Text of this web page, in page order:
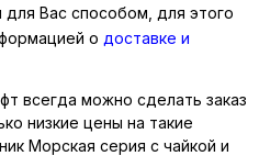
Вас способом, для этого
о доставке и
всегда можно сделать заказ
низкие цены на такие
Морская серия с чайкой и